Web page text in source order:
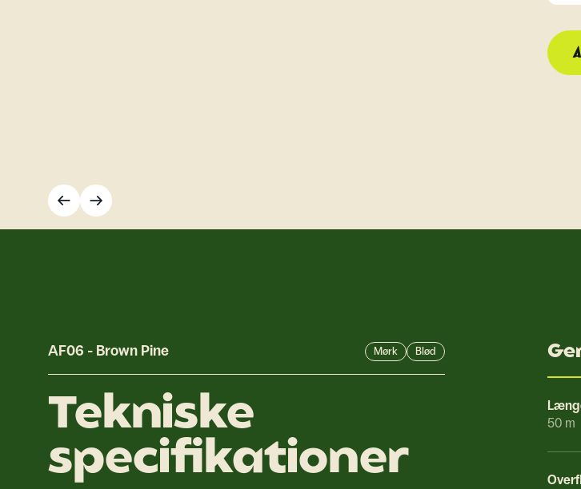
AF06 - Brown Pine Mørk Blød
Tekniske
specifikationer
50 m